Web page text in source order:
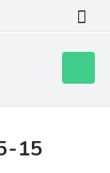
košík
15